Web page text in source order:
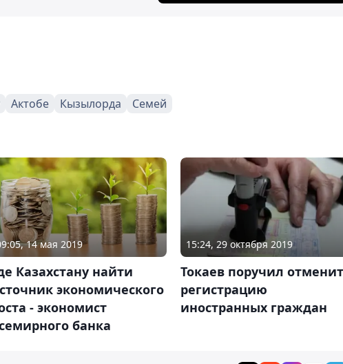
Актобе Кызылорда Семей
14 мая 2019
Казахстану найти
экономического
- экономист
банка
15:24, 29 октября 2019
Токаев поручил
регистрацию
иностранных граждан